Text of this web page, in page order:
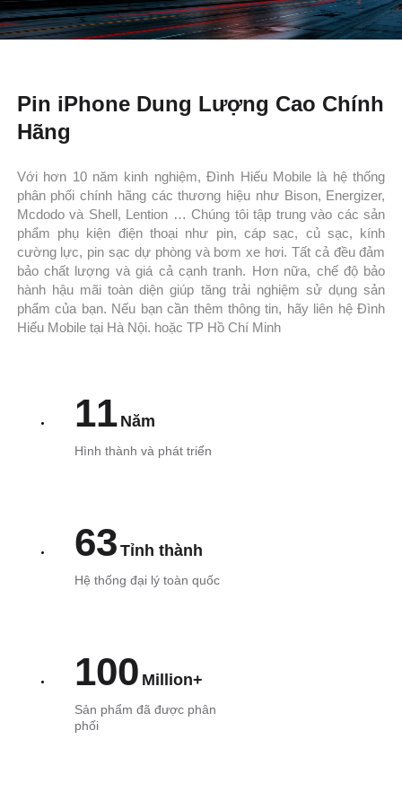
Pin iPhone Dung Lượng Cao Chính
Hãng
Với hơn 10 năm kinh nghiệm, Đình Hiếu Mobile là hệ thống
phân phối chính hãng các thương hiệu như Bison, Energizer,
Mcdodo và Shell, Lention … Chúng tôi tập trung vào các sản
phẩm phụ kiện điện thoại như pin, cáp sạc, củ sạc, kính
cường lực, pin sạc dự phòng và bơm xe hơi. Tất cả đều đảm
bảo chất lượng và giá cả cạnh tranh. Hơn nữa, chế độ bảo
hành hậu mãi toàn diện giúp tăng trải nghiệm sử dụng sản
phẩm của bạn. Nếu bạn cần thêm thông tin, hãy liên hệ Đình
Hiếu Mobile tại Hà Nội. hoặc TP Hồ Chí Minh
11 Năm
Hình thành và phát triển
63 Tỉnh thành
Hệ thống đại lý toàn quốc
100 Million+
Sản phẩm đã được phân
phối